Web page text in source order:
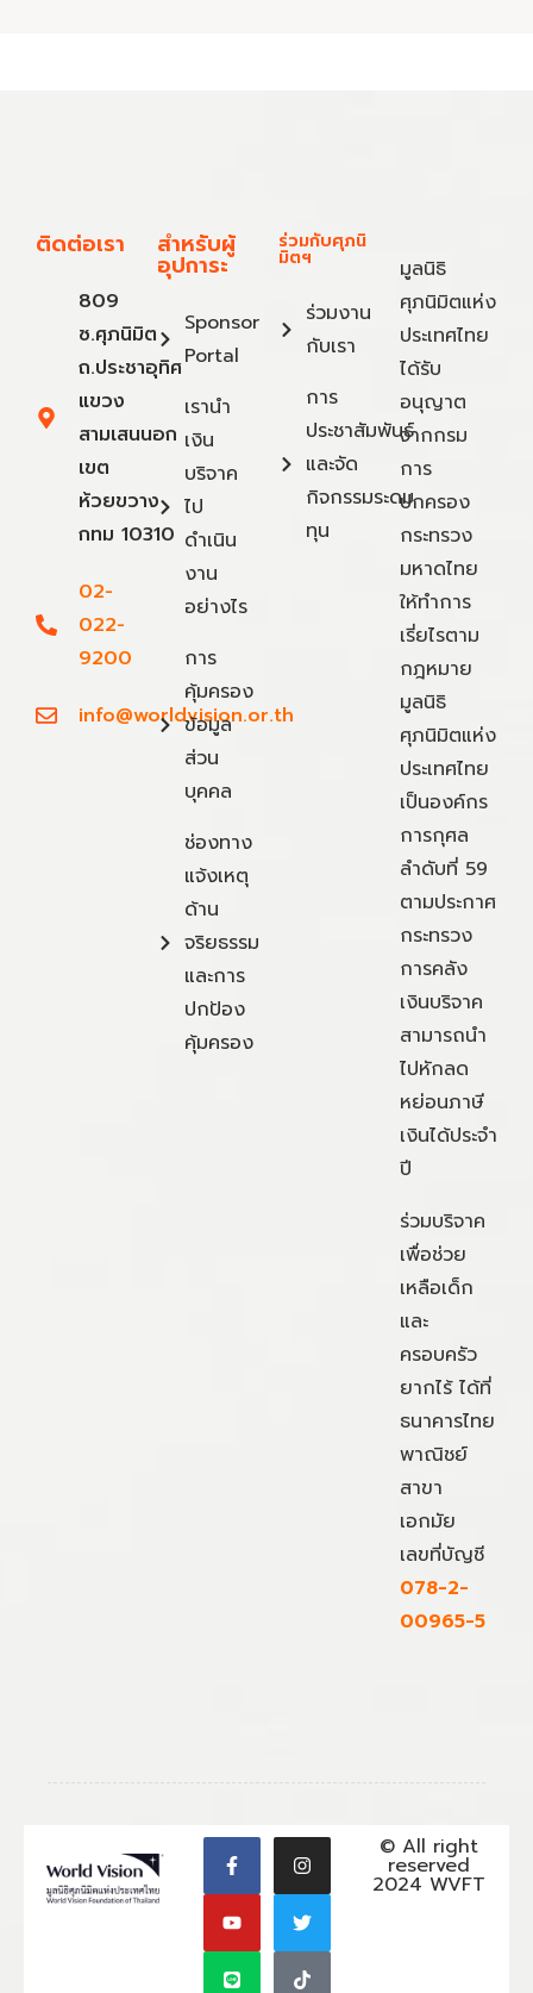
ติดต่อเรา
809
ซ.ศุภนิมิต
ถ.ประชาอุทิศ
แขวง
สามเสนนอก
เขต
ห้วยขวาง
กทม 10310
02-
022-
9200
info@worldvision.or.th
สำหรับผู้
อุปการะ
Sponsor
Portal
เรานำ
เงิน
บริจาค
ไป
ดำเนิน
งาน
อย่างไร
การ
คุ้มครอง
ข้อมูล
ส่วน
บุคคล
ช่องทาง
แจ้งเหตุ
ด้าน
จริยธรรม
และการ
ปกป้อง
คุ้มครอง
ร่วมกับศุภนิ
มิตฯ
ร่วมงาน
กับเรา
การ
ประชาสัมพันธ์
และจัด
กิจกรรมระดม
ทุน
มูลนิธิ
ศุภนิมิตแห่ง
ประเทศไทย
ได้รับ
อนุญาต
จากกรม
การ
ปกครอง
กระทรวง
มหาดไทย
ให้ทำการ
เรี่ยไรตาม
กฎหมาย
มูลนิธิ
ศุภนิมิตแห่ง
ประเทศไทย
เป็นองค์กร
การกุศล
ลำดับที่ 59
ตามประกาศ
กระทรวง
การคลัง
เงินบริจาค
สามารถนำ
ไปหักลด
หย่อนภาษี
เงินได้ประจำ
ปี
ร่วมบริจาค
เพื่อช่วย
เหลือเด็ก
และ
ครอบครัว
ยากไร้ ได้ที่
ธนาคารไทย
พาณิชย์
สาขา
เอกมัย
เลขที่บัญชี
078-2-
00965-5
© All right
reserved
2024 WVFT